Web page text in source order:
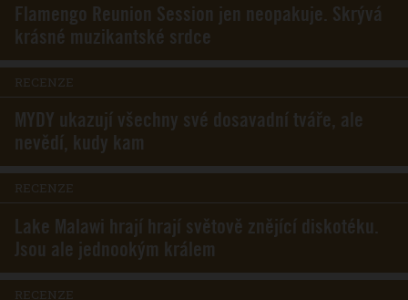
Flamengo Reunion Session jen neopakuje. Skrývá
krásné muzikantské srdce
RECENZE
MYDY ukazují všechny své dosavadní tváře, ale
nevědí, kudy kam
RECENZE
Lake Malawi hrají hrají světově znějící diskotéku.
Jsou ale jednookým králem
RECENZE